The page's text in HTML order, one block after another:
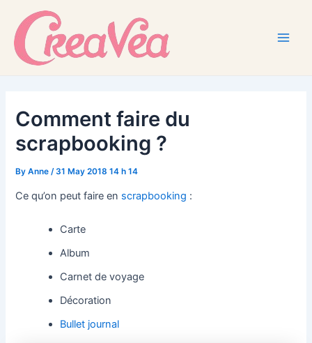
content
Comment faire du
scrapbooking ?
ByAnne/31 May 2018 14 h 14
Ce qu’on peut faire en scrapbooking :
Carte
Album
Carnet de voyage
Décoration
Bullet journal